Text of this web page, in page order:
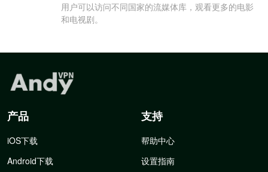
用户可以访问不同国家的流媒体库，观看更多的电影
和电视剧。
产品
iOS下载
Android下载
支持
帮助中心
设置指南